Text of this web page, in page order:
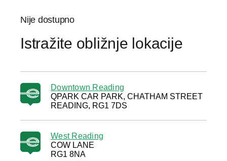
Nije dostupno
Istražite obližnje lokacije
Downtown Reading
QPARK CAR PARK, CHATHAM STREET
READING, RG1 7DS
West Reading
COW LANE
RG1 8NA